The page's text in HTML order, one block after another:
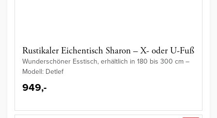
Rustikaler Eichentisch Sharon – X- oder U-Fuß
Wunderschöner Esstisch, erhältlich in 180 bis 300 cm –
Modell: Detlef
949,-